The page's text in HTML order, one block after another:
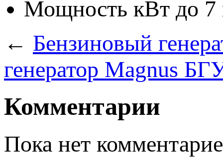
Мощность кВт до 7
← Бензиновый
генератор Magnus
Комментарии
Пока нет